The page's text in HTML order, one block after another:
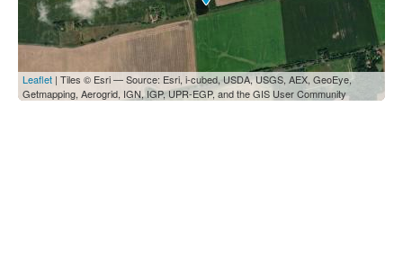
Leaflet | Tiles © Esri — Source: Esri, i-cubed, USDA, USGS, AEX, GeoEye,
Getmapping, Aerogrid, IGN, IGP, UPR-EGP, and the GIS User Community